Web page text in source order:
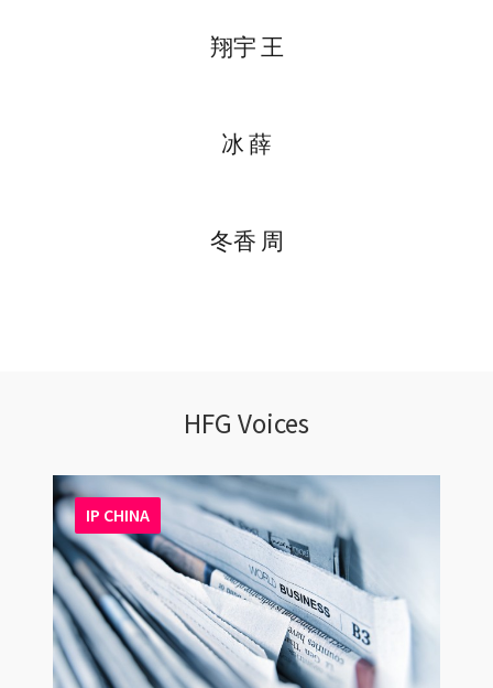
翔宇 王
冰 薛
冬香 周
HFG Voices
IP CHINA